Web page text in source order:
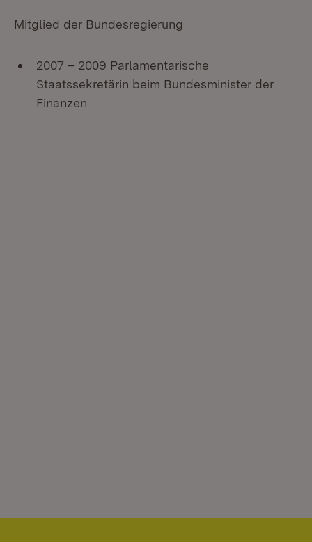
Mitglied der Bundesregierung
2007 – 2009 Parlamentarische
Staatssekretärin beim Bundesminister der
Finanzen